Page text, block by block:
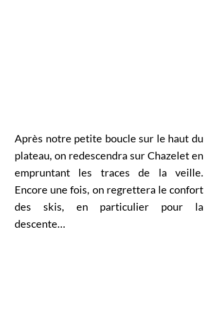
Après notre petite boucle sur le haut du
plateau, on redescendra sur Chazelet en
empruntant les traces de la veille.
Encore une fois, on regrettera le confort
des skis, en particulier pour la
descente…